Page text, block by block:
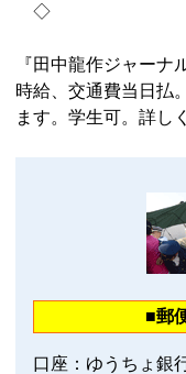
◇
『田中龍作ジャーナ
時給、交通費当日払
ます。学生可。詳し
■郵
口座：ゆうちょ銀